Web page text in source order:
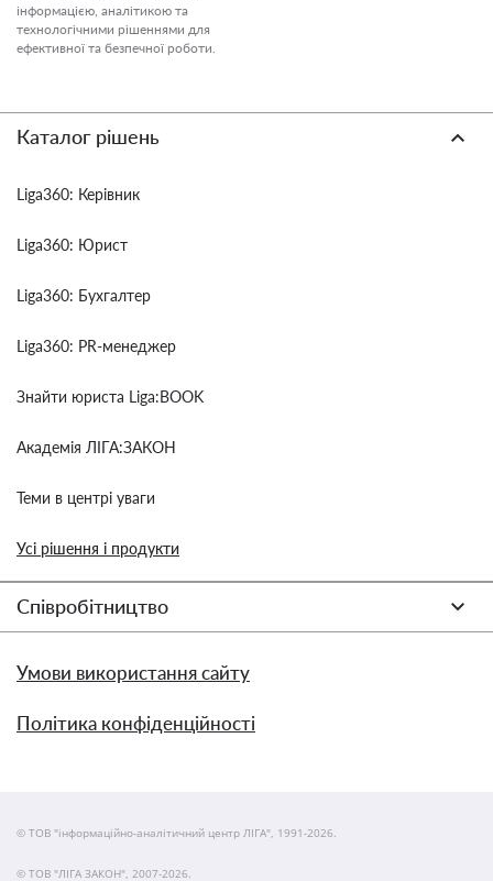
інформацією, аналітикою та
технологічними рішеннями для
ефективної та безпечної роботи.
Каталог рішень
Liga360: Керівник
Liga360: Юрист
Liga360: Бухгалтер
Liga360: PR-менеджер
Знайти юриста Liga:BOOK
Академія ЛІГА:ЗАКОН
Теми в центрі уваги
Усі рішення і продукти
Співробітництво
Умови використання сайту
Політика конфіденційності
© ТОВ "інформаційно-аналітичний центр ЛІГА", 1991-2026.
© ТОВ "ЛІГА ЗАКОН", 2007-2026.